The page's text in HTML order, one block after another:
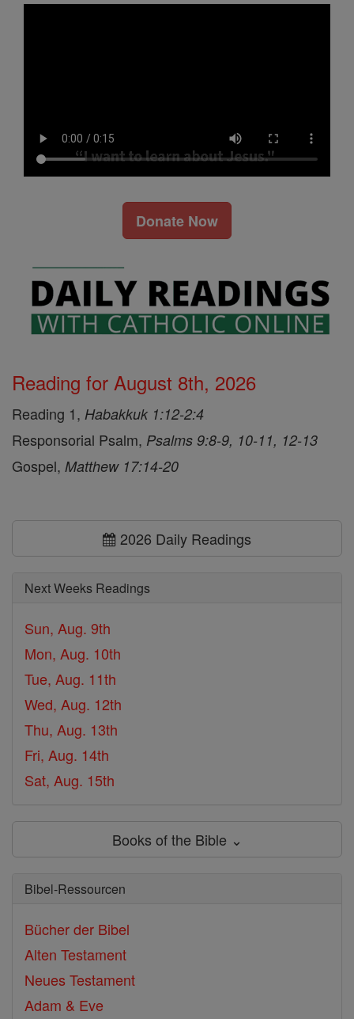
Donate Now
Reading for August 8th, 2026
Reading 1, Habakkuk 1:12-2:4
Responsorial Psalm, Psalms 9:8-9, 10-11, 12-13
Gospel, Matthew 17:14-20
2026 Daily Readings
Next Weeks Readings
Sun, Aug. 9th
Mon, Aug. 10th
Tue, Aug. 11th
Wed, Aug. 12th
Thu, Aug. 13th
Fri, Aug. 14th
Sat, Aug. 15th
Books of the Bible ⌄
Bibel-Ressourcen
Bücher der Bibel
Alten Testament
Neues Testament
Adam & Eve